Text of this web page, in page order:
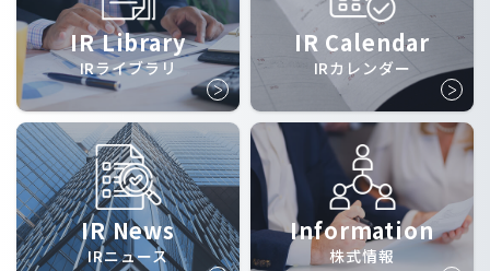
IR Library
IRライブラリ
IR Calendar
IRカレンダー
IR News
IRニュース
Information
株式情報